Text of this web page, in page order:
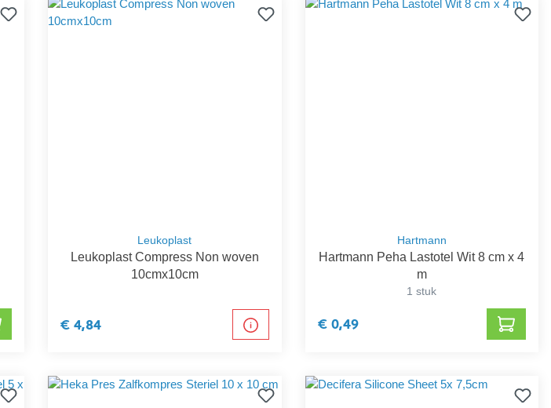
Leukoplast
Leukoplast Compress Non woven
10cmx10cm
€ 4,84
Hartmann
Hartmann Peha Lastotel Wit 8 cm x 4
m
1 stuk
€ 0,49